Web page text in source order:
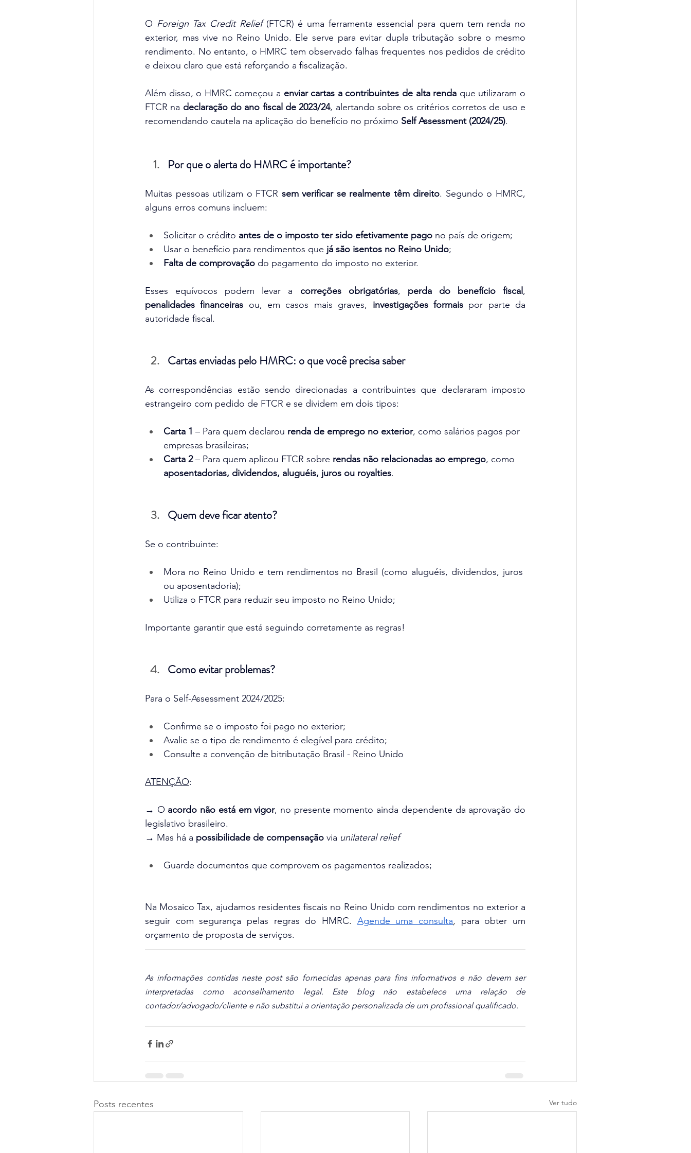
O Foreign Tax Credit Relief (FTCR) é uma ferramenta essencial para quem tem renda no
exterior, mas vive no Reino Unido. Ele serve para evitar dupla tributação sobre o mesmo
rendimento. No entanto, o HMRC tem observado falhas frequentes nos pedidos de crédito
e deixou claro que está reforçando a fiscalização.
Além disso, o HMRC começou a enviar cartas a contribuintes de alta renda que utilizaram o
FTCR na declaração do ano fiscal de 2023/24, alertando sobre os critérios corretos de uso e
recomendando cautela na aplicação do benefício no próximo Self Assessment (2024/25).
Por que o alerta do HMRC é importante?
Muitas pessoas utilizam o FTCR sem verificar se realmente têm direito. Segundo o HMRC,
alguns erros comuns incluem:
Solicitar o crédito antes de o imposto ter sido efetivamente pago no país de origem;
Usar o benefício para rendimentos que já são isentos no Reino Unido;
Falta de comprovação do pagamento do imposto no exterior.
Esses equívocos podem levar a correções obrigatórias, perda do benefício fiscal
penalidades financeiras ou, em casos mais graves, investigações formais por parte da
autoridade fiscal.
Cartas enviadas pelo HMRC: o que você precisa saber
As correspondências estão sendo direcionadas a contribuintes que declararam imposto
estrangeiro com pedido de FTCR e se dividem em dois tipos:
Carta 1 – Para quem declarou renda de emprego no exterior, como salários pagos por
empresas brasileiras;
Carta 2 – Para quem aplicou FTCR sobre rendas não relacionadas ao emprego, como
aposentadorias, dividendos, aluguéis, juros ou royalties.
Quem deve ficar atento?
Se o contribuinte:
Mora no Reino Unido e tem rendimentos no Brasil (como aluguéis, dividendos, juros
ou aposentadoria);
Utiliza o FTCR para reduzir seu imposto no Reino Unido;
Importante garantir que está seguindo corretamente as regras!
Como evitar problemas?
Para o Self-Assessment 2024/2025:
Confirme se o imposto foi pago no exterior;
Avalie se o tipo de rendimento é elegível para crédito;
Consulte a convenção de bitributação Brasil - Reino Unido
ATENÇÃO:
→ O acordo não está em vigor, no presente momento ainda dependente da aprovação do
legislativo brasileiro.
→ Mas há a possibilidade de compensação via unilateral relief
Guarde documentos que comprovem os pagamentos realizados;
Na Mosaico Tax, ajudamos residentes fiscais no Reino Unido com rendimentos no exterior a
seguir com segurança pelas regras do HMRC. Agende uma consulta, para obter um
orçamento de proposta de serviços.
As informações contidas neste post são fornecidas apenas para fins informativos e não devem ser
interpretadas como aconselhamento legal. Este blog não estabelece uma relação de
contador/advogado/cliente e não substitui a orientação personalizada de um profissional qualificado.
Posts recentes Ver tudo